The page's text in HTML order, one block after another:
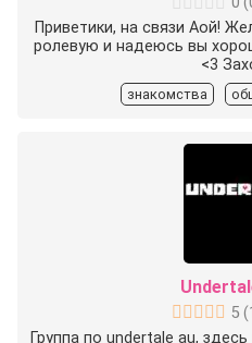
Приветики, на связи Аой!
ролевую и надеюсь вы
<3
знакомства
5 (1
Группа по undertale au,